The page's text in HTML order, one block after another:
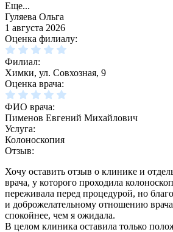
Еще...
Гуляева Ольга
1 августа 2026
Оценка филиалу:
Филиал:
Химки, ул. Совхозная, 9
Оценка врача:
ФИО врача:
Пименов Евгений Михайлович
Услуга:
Колоноскопия
Отзыв:
Хочу оставить отзыв о клинике и
врача, у которого проходила
переживала перед процедурой, но
и доброжелательному отношению
спокойнее, чем я ожидала.
В целом клиника оставила только